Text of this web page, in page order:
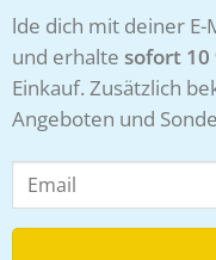
lde dich mit deiner
und erhalte sofort 10
Einkauf. Zusätzlich
Angeboten und